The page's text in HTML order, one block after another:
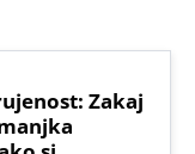
Zakaj